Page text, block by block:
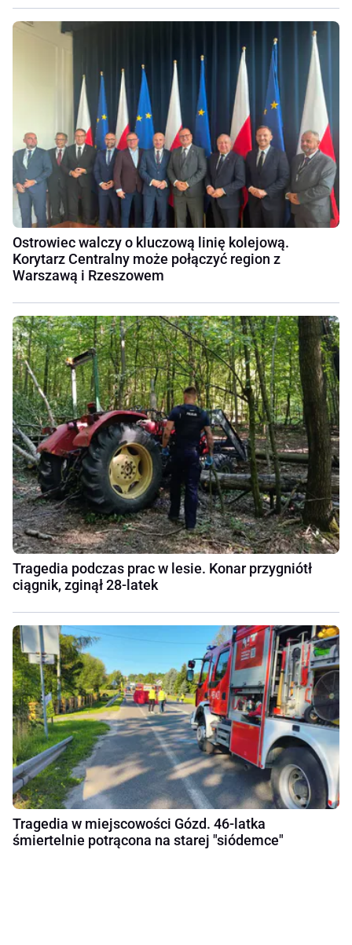
Ostrowiec walczy o kluczową linię kolejową.
Korytarz Centralny może połączyć region z
Warszawą i Rzeszowem
Tragedia podczas prac w lesie. Konar przygniótł
ciągnik, zginął 28-latek
Tragedia w miejscowości Gózd. 46-latka
śmiertelnie potrącona na starej "siódemce"